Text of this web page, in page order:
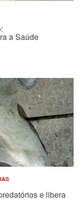
a Saúde
e libera